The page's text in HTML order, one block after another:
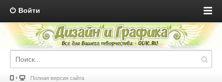
Войти
Полная версия сайта